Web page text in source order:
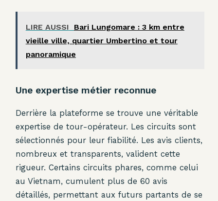
LIRE AUSSI
Bari Lungomare : 3 km entre
vieille ville, quartier Umbertino et tour
panoramique
Une expertise métier reconnue
Derrière la plateforme se trouve une véritable
expertise de tour-opérateur. Les circuits sont
sélectionnés pour leur fiabilité. Les avis clients,
nombreux et transparents, valident cette
rigueur. Certains circuits phares, comme celui
au Vietnam, cumulent plus de 60 avis
détaillés, permettant aux futurs partants de se